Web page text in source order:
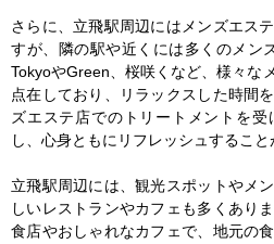
さらに、立飛駅周辺にはメンズエス
すが、隣の駅や近くには多くのメン
TokyoやGreen、桜咲くなど、様々な
点在しており、リラックスした時間
ズエステ店でのトリートメントを
し、心身ともにリフレッシュすること
立飛駅周辺には、観光スポットやメ
しいレストランやカフェも多くあり
食店やおしゃれなカフェで、地元の